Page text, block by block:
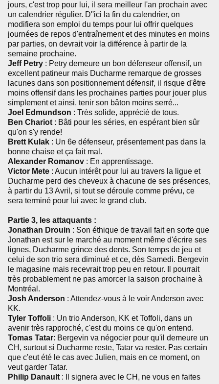
jours, c'est trop pour lui, il sera meilleur l'an prochain avec
un calendrier régulier. D''ici la fin du calendrier, on
modifiera son emploi du temps pour lui offrir quelques
journées de repos d'entraînement et des minutes en moins
par parties, on devrait voir la différence à partir de la
semaine prochaine.
Jeff Petry : Petry demeure un bon défenseur offensif, un
excellent patineur mais Ducharme remarque de grosses
lacunes dans son positionnement défensif, il risque d'être
moins offensif dans les prochaines parties pour jouer plus
simplement et ainsi, tenir son bâton moins serré...
Joel Edmundson : Très solide, apprécié de tous.
Ben Chariot : Bâti pour les séries, en espérant bien sûr
qu'on s'y rende!
Brett Kulak : Un 6e défenseur, présentement pas dans la
bonne chaise et ça fait mal.
Alexander Romanov : En apprentissage.
Victor Mete : Aucun intérêt pour lui au travers la ligue et
Ducharme perd des cheveux à chacune de ses présences,
à partir du 13 Avril, si tout se déroule comme prévu, ce
sera terminé pour lui avec le grand club.
Partie 3, les attaquants :
Jonathan Drouin : Son éthique de travail fait en sorte que
Jonathan est sur le marché au moment même d'écrire ses
lignes, Ducharme grince des dents. Son temps de jeu et
celui de son trio sera diminué et ce, dès Samedi. Bergevin
le magasine mais recevrait trop peu en retour. Il pourrait
très probablement ne pas amorcer la saison prochaine à
Montréal.
Josh Anderson : Attendez-vous à le voir Anderson avec
KK.
Tyler Toffoli : Un trio Anderson, KK et Toffoli, dans un
avenir très rapproché, c'est du moins ce qu'on entend.
Tomas Tatar: Bergevin va négocier pour qu'il demeure un
CH, surtout si Ducharme reste, Tatar va rester. Pas certain
que c'eut été le cas avec Julien, mais en ce moment, on
veut garder Tatar.
Philip Danault : Il signera avec le CH, ne vous en faites